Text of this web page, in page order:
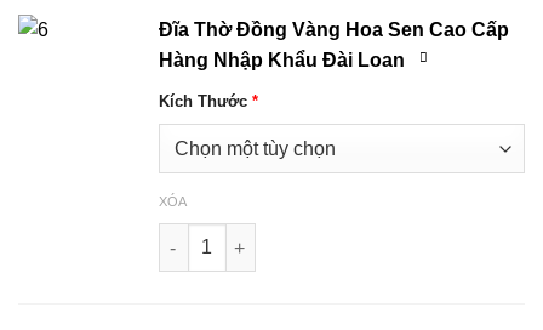
Đĩa Thờ Đồng Vàng Hoa Sen Cao Cấp
Hàng Nhập Khẩu Đài Loan
Kích Thước *
XÓA
Đĩa Thờ Đồng Vàng Hoa Sen Cao Cấp Hàng